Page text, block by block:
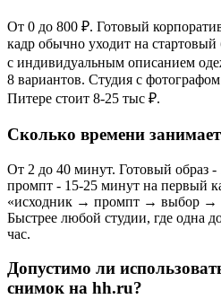
От 0 до 800 ₽. Готовый
кадр обычно уходит на
с индивидуальным описанием
8 вариантов. Студия с
Питере стоит 8-25 тыс ₽.
Сколько времени
От 2 до 40 минут. Готовый образ
промпт - 15-25 минут на первый
«исходник → промпт → выбор →
Быстрее любой студии, где одна
час.
Допустимо ли
снимок на hh.ru?